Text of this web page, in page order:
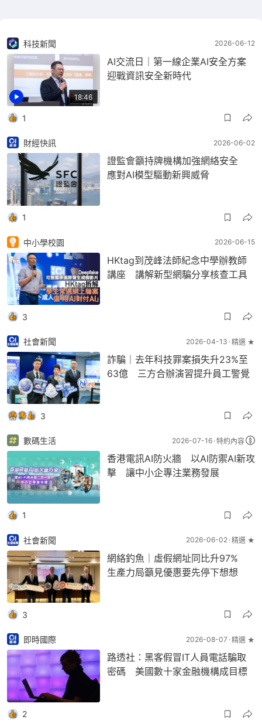
18:46
科技新聞 2026-06-12
AI交流日｜第一線企業AI安全方案
迎戰資訊安全新時代
1
財經快訊 2026-06-02
證監會籲持牌機構加強網絡安全
應對AI模型驅動新興威脅
1
中小學校園 2026-06-15
HKtag到茂峰法師紀念中學辦教師
講座 講解新型網騙分享核查工具
3
社會新聞 2026-04-13 精選 ★
詐騙｜去年科技罪案損失升23%至
63億 三方合辦演習提升員工警覺
3
數碼生活 2026-07-16 特約內容
香港電訊AI防火牆 以AI防禦AI新攻
擊 讓中小企專注業務發展
1
社會新聞 2026-06-02 精選 ★
網絡釣魚｜虛假網址同比升97%
生產力局籲見優惠要先停下想想
3
即時國際 2026-08-07 精選 ★
路透社：黑客假冒IT人員電話騙取
密碼 美國數十家金融機構成目標
2